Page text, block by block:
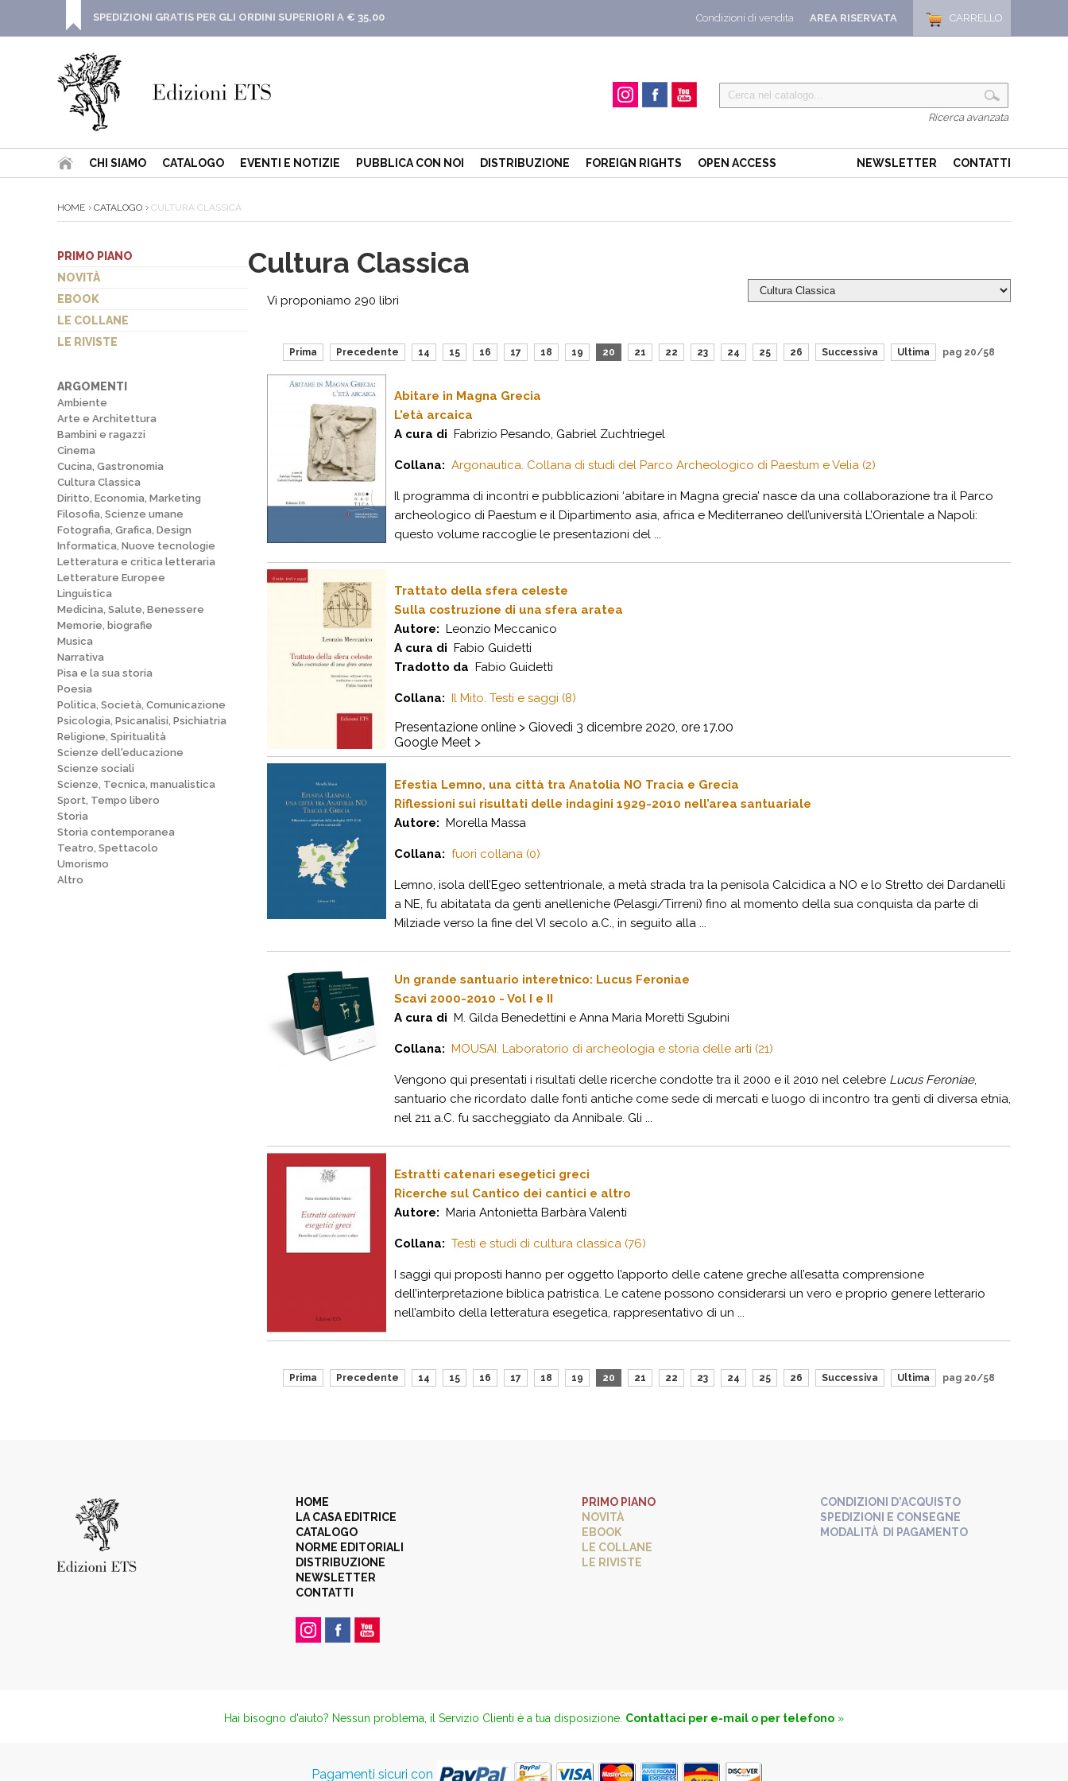
CARRELLO
AREA RISERVATA
Condizioni di vendita
SPEDIZIONI GRATIS PER GLI ORDINI SUPERIORI A € 35,00
Ricerca avanzata
CHI SIAMO CATALOGO EVENTI E NOTIZIE PUBBLICA CON NOI DISTRIBUZIONE FOREIGN RIGHTS OPEN ACCESS NEWSLETTER CONTATTI
HOME CATALOGO CULTURA CLASSICA
PRIMO PIANO
NOVITÀ
EBOOK
LE COLLANE
LE RIVISTE
ARGOMENTI
Ambiente
Arte e Architettura
Bambini e ragazzi
Cinema
Cucina, Gastronomia
Cultura Classica
Diritto, Economia, Marketing
Filosofia, Scienze umane
Fotografia, Grafica, Design
Informatica, Nuove tecnologie
Letteratura e critica letteraria
Letterature Europee
Linguistica
Medicina, Salute, Benessere
Memorie, biografie
Musica
Narrativa
Pisa e la sua storia
Poesia
Politica, Società, Comunicazione
Psicologia, Psicanalisi, Psichiatria
Religione, Spiritualità
Scienze dell'educazione
Scienze sociali
Scienze, Tecnica, manualistica
Sport, Tempo libero
Storia
Storia contemporanea
Teatro, Spettacolo
Umorismo
Altro
Cultura Classica
Vi proponiamo 290 libri
Prima Precedente 14 15 16 17 18 19 20 21 22 23 24 25 26 Successiva Ultima pag 20/58
Abitare in Magna Grecia
L'età arcaica
A cura di Fabrizio Pesando, Gabriel Zuchtriegel
Collana: Argonautica. Collana di studi del Parco Archeologico di Paestum e Velia (2)
Il programma di incontri e pubblicazioni ‘abitare in Magna grecia’ nasce da una collaborazione tra il Parco
archeologico di Paestum e il Dipartimento asia, africa e Mediterraneo dell’università L’Orientale a Napoli:
questo volume raccoglie le presentazioni del ...
Trattato della sfera celeste
Sulla costruzione di una sfera aratea
Autore: Leonzio Meccanico
A cura di Fabio Guidetti
Tradotto da Fabio Guidetti
Collana: Il Mito. Testi e saggi (8)
Presentazione online > Giovedì 3 dicembre 2020, ore 17.00
Google Meet >
Efestia Lemno, una città tra Anatolia NO Tracia e Grecia
Riflessioni sui risultati delle indagini 1929-2010 nell’area santuariale
Autore: Morella Massa
Collana: fuori collana (0)
Lemno, isola dell’Egeo settentrionale, a metà strada tra la penisola Calcidica a NO e lo Stretto dei Dardanelli
a NE, fu abitatata da genti anelleniche (Pelasgi/Tirreni) fino al momento della sua conquista da parte di
Milziade verso la fine del VI secolo a.C., in seguito alla ...
Un grande santuario interetnico: Lucus Feroniae
Scavi 2000-2010 - Vol I e II
A cura di M. Gilda Benedettini e Anna Maria Moretti Sgubini
Collana: MOUSAI. Laboratorio di archeologia e storia delle arti (21)
Vengono qui presentati i risultati delle ricerche condotte tra il 2000 e il 2010 nel celebre Lucus Feroniae,
santuario che ricordato dalle fonti antiche come sede di mercati e luogo di incontro tra genti di diversa etnia,
nel 211 a.C. fu saccheggiato da Annibale. Gli ...
Estratti catenari esegetici greci
Ricerche sul Cantico dei cantici e altro
Autore: Maria Antonietta Barbàra Valenti
Collana: Testi e studi di cultura classica (76)
I saggi qui proposti hanno per oggetto l’apporto delle catene greche all’esatta comprensione
dell’interpretazione biblica patristica. Le catene possono considerarsi un vero e proprio genere letterario
nell’ambito della letteratura esegetica, rappresentativo di un ...
Prima Precedente 14 15 16 17 18 19 20 21 22 23 24 25 26 Successiva Ultima pag 20/58
HOME
LA CASA EDITRICE
CATALOGO
NORME EDITORIALI
DISTRIBUZIONE
NEWSLETTER
CONTATTI
PRIMO PIANO
NOVITÀ
EBOOK
LE COLLANE
LE RIVISTE
CONDIZIONI D'ACQUISTO
SPEDIZIONI E CONSEGNE
MODALITÀ DI PAGAMENTO
Hai bisogno d'aiuto? Nessun problema, il Servizio Clienti è a tua disposizione. Contattaci per e-mail o per telefono »
Pagamenti sicuri con